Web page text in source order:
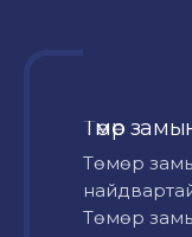
Төмөр
Төмөр
Төмөр